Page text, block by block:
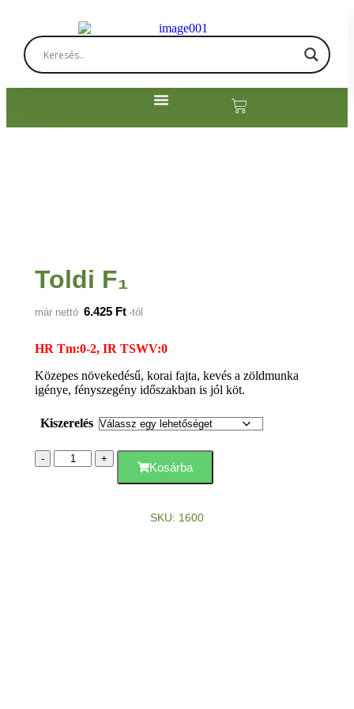
Toldi F₁
már nettó 6.425 Ft -tól
HR Tm:0-2, IR TSWV:0
Közepes növekedésű, korai fajta, kevés a zöldmunka
igénye, fényszegény időszakban is jól köt.
Kiszerelés
- +
Kosárba
SKU: 1600